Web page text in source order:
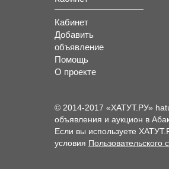
Кабинет
Добавить
объявление
Помощь
О проекте
© 2014-2017 «ХАТУТ.РУ»
объявления и аукцион в
Если вы используете
условия Пользовательского